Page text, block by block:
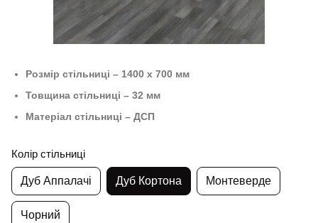
Розмір стільниці – 1400 х 700 мм
Товщина стільниці – 32 мм
Матеріал стільниці – ДСП
Колір стільниці
Дуб Аппалачі Дуб Кортона Монтеверде
Чорний